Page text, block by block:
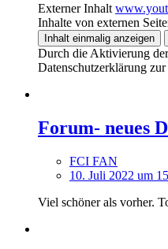
Externer Inhalt
Inhalte von externen
Inhalt einmalig anzeigen
Durch die Aktivierung
Datenschutzerklärung
Forum- neues
FCI FAN
10. Juli 2022 um
Viel schöner als vorher.